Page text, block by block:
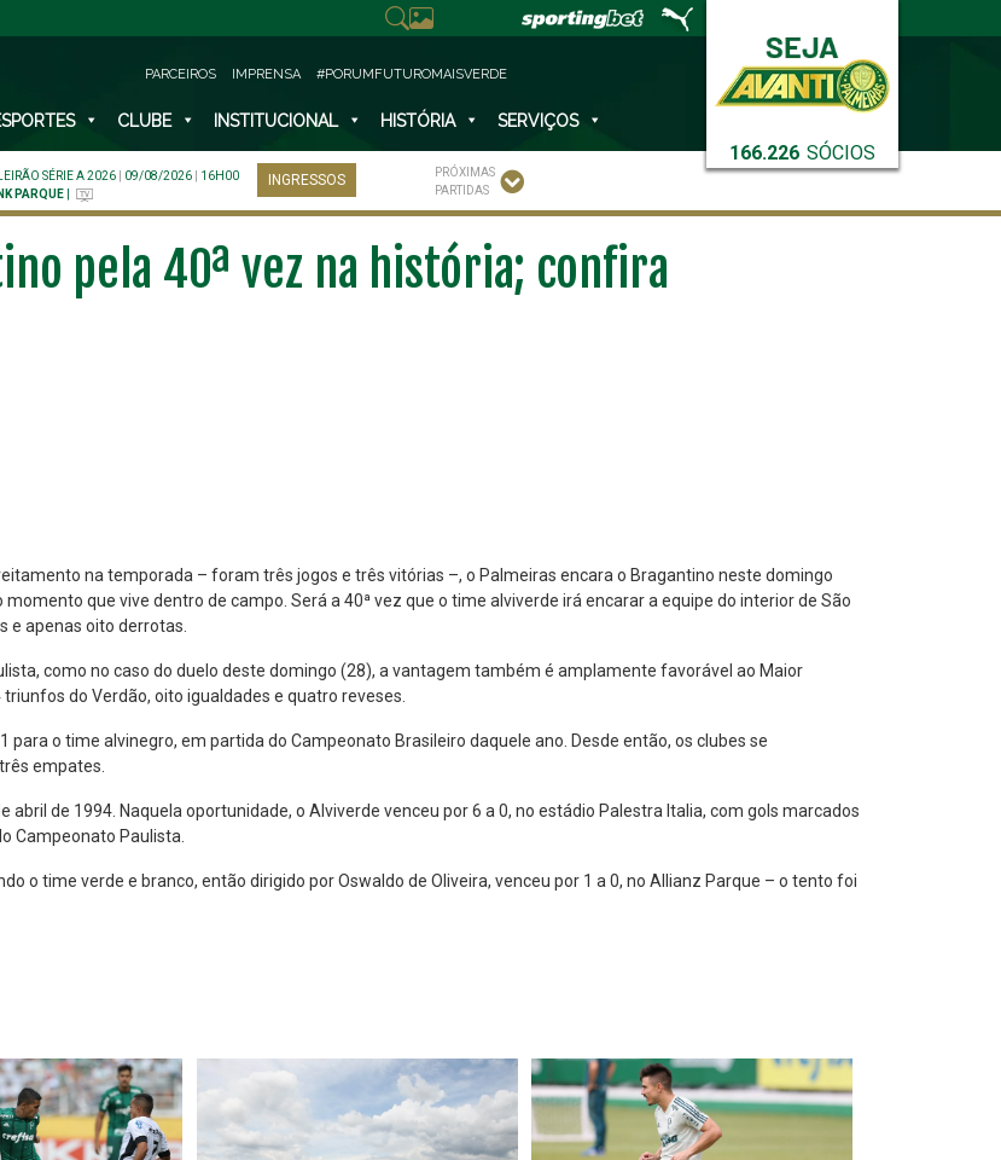
166.226 SÓCIOS
PARCEIROS IMPRENSA #PORUMFUTUROMAISVERDE
CLUBE INSTITUCIONAL HISTÓRIA SERVIÇOS
SÉRIE A 2026 09/08/2026
16H00
PARQUE
INGRESSOS
PRÓXIMAS
PARTIDAS
pela 40ª vez na história; confira
na temporada – foram três jogos e três vitórias –, o Palmeiras encara o Bragantino neste domingo
que vive dentro de campo. Será a 40ª vez que o time alviverde irá encarar a equipe do interior de São
e apenas oito derrotas.
como no caso do duelo deste domingo (28), a vantagem também é amplamente favorável ao Maior
do Verdão, oito igualdades e quatro reveses.
o time alvinegro, em partida do Campeonato Brasileiro daquele ano. Desde então, os clubes se
empates.
de 1994. Naquela oportunidade, o Alviverde venceu por 6 a 0, no estádio Palestra Italia, com gols marcados
Campeonato Paulista.
o time verde e branco, então dirigido por Oswaldo de Oliveira, venceu por 1 a 0, no Allianz Parque – o tento foi